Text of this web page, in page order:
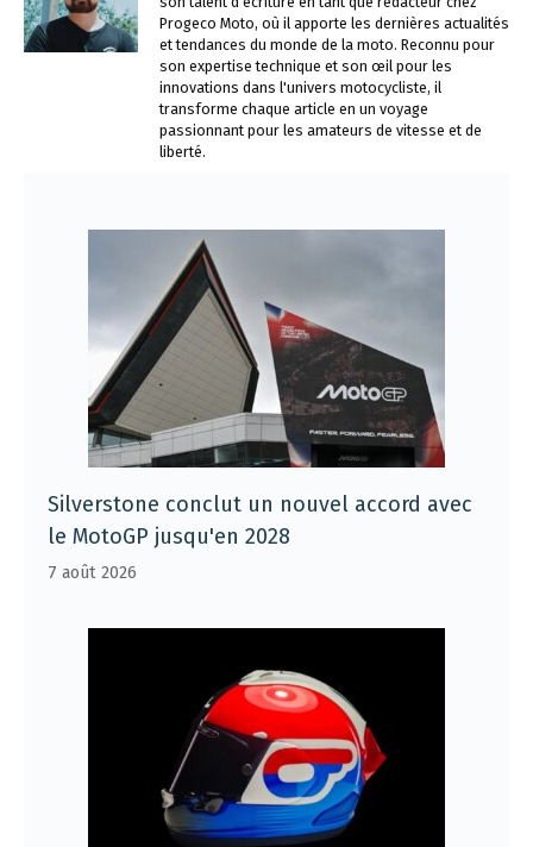
Progeco Moto, où il apporte les dernières actualités
et tendances du monde de la moto. Reconnu pour
son expertise technique et son œil pour les
innovations dans l'univers motocycliste, il
transforme chaque article en un voyage
passionnant pour les amateurs de vitesse et de
liberté.
Silverstone conclut un nouvel accord avec
le MotoGP jusqu'en 2028
7 août 2026